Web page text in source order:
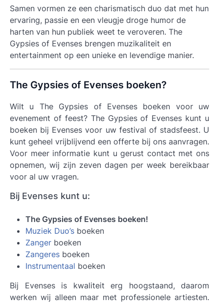
Samen vormen ze een charismatisch duo dat met hun
ervaring, passie en een vleugje droge humor de
harten van hun publiek weet te veroveren. The
Gypsies of Evenses brengen muzikaliteit en
entertainment op een unieke en levendige manier.
The Gypsies of Evenses boeken?
Wilt u The Gypsies of Evenses boeken voor uw
evenement of feest? The Gypsies of Evenses kunt u
boeken bij Evenses voor uw festival of stadsfeest. U
kunt geheel vrijblijvend een offerte bij ons aanvragen.
Voor meer informatie kunt u gerust contact met ons
opnemen, wij zijn zeven dagen per week bereikbaar
voor al uw vragen.
Bij Evenses kunt u:
The Gypsies of Evenses boeken!
Muziek Duo’s boeken
Zanger boeken
Zangeres boeken
Instrumentaal boeken
Bij Evenses is kwaliteit erg hoogstaand, daarom
werken wij alleen maar met professionele artiesten.